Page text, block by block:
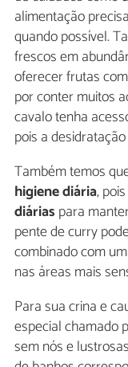
alimentação
quando possível.
frescos em
oferecer frutas
por conter muitos
cavalo tenha
pois a
Também temos
higiene diária,
diárias para
pente de curry
combinado com
nas áreas mais
Para sua crina e
especial chamado
sem nós e